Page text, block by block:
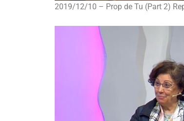
2019/12/10 – Prop de Tu (Part 2)